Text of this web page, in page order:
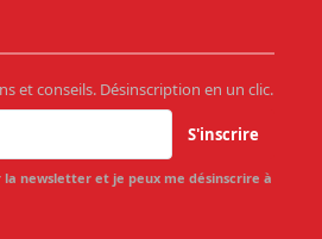
et conseils. Désinscription en un clic.
S'inscrire
la newsletter et je peux me désinscrire à